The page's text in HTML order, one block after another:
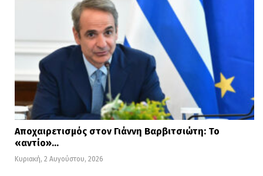
Αποχαιρετισμός στον Γιάννη Βαρβιτσιώτη: Το
«αντίο»…
Κυριακή, 2 Αυγούστου, 2026